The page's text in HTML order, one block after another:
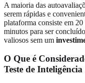
A maioria das
serem rápidas e
plataforma consiste em
minutos para ser
valiosos sem um
O Que é
Teste de